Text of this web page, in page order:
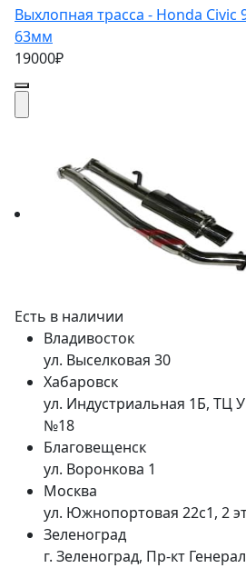
Выхлопная трасса - Honda Civic
63мм
19000₽
Есть в наличии
Владивосток
ул. Выселковая 30
Хабаровск
ул. Индустриальная 1Б, ТЦ
№18
Благовещенск
ул. Воронкова 1
Москва
ул. Южнопортовая 22с1, 2
Зеленоград
г. Зеленоград, Пр-кт